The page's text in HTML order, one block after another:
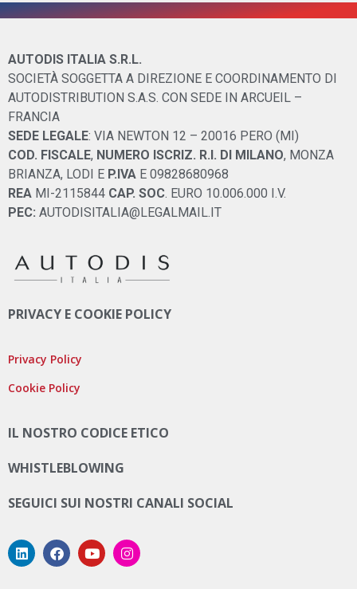
AUTODIS ITALIA S.R.L.
SOCIETÀ SOGGETTA A DIREZIONE E COORDINAMENTO DI
AUTODISTRIBUTION S.A.S. CON SEDE IN ARCUEIL –
FRANCIA
SEDE LEGALE: VIA NEWTON 12 – 20016 PERO (MI)
COD. FISCALE, NUMERO ISCRIZ. R.I. DI MILANO, MONZA
BRIANZA, LODI E P.IVA E 09828680968
REA MI-2115844 CAP. SOC . EURO 10.006.000 I.V.
PEC: AUTODISITALIA@LEGALMAIL.IT
PRIVACY E COOKIE POLICY
Privacy Policy
Cookie Policy
IL NOSTRO CODICE ETICO
WHISTLEBLOWING
SEGUICI SUI NOSTRI CANALI SOCIAL